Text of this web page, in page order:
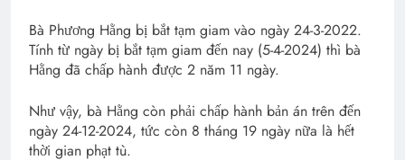
Bà Phương Hằng bị bắt tạm giam vào ngày 24-3-2022.
Tính từ ngày bị bắt tạm giam đến nay (5-4-2024) thì bà
Hằng đã chấp hành được 2 năm 11 ngày.
Như vậy, bà Hằng còn phải chấp hành bản án trên đến
ngày 24-12-2024, tức còn 8 tháng 19 ngày nữa là hết
thời gian phạt tù.